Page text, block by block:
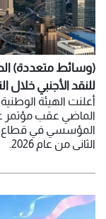
(وسائط متعددة)
للنقد الأجنبي خلال
أعلنت الهيئة
الماضي عقب مؤتمر
المؤسسي في قطاع
الثاني من عام 2026.